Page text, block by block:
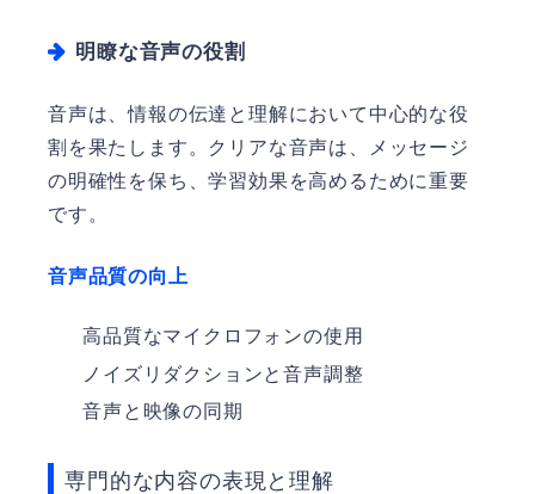
明瞭な音声の役割
音声は、情報の伝達と理解において中心的な役
割を果たします。クリアな音声は、メッセージ
の明確性を保ち、学習効果を高めるために重要
です。
音声品質の向上
高品質なマイクロフォンの使用
ノイズリダクションと音声調整
音声と映像の同期
専門的な内容の表現と理解